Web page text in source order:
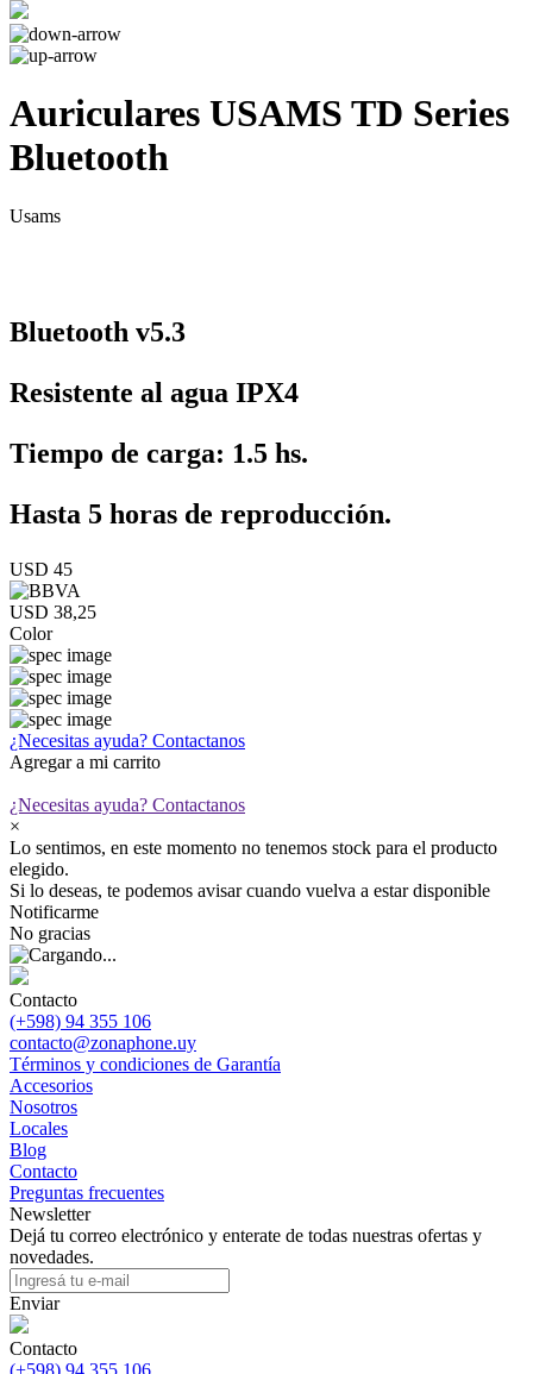
Auriculares USAMS TD Series
Bluetooth
Usams
Bluetooth v5.3
Resistente al agua IPX4
Tiempo de carga: 1.5 hs.
Hasta 5 horas de reproducción.
USD 45
USD 38,25
Color
¿Necesitas ayuda? Contactanos
Agregar a mi carrito
¿Necesitas ayuda? Contactanos
×
Lo sentimos, en este momento no tenemos stock para el producto
elegido.
Si lo deseas, te podemos avisar cuando vuelva a estar disponible
Notificarme
No gracias
Contacto
(+598) 94 355 106
contacto@zonaphone.uy
Términos y condiciones de Garantía
Accesorios
Nosotros
Locales
Blog
Contacto
Preguntas frecuentes
Newsletter
Dejá tu correo electrónico y enterate de todas nuestras ofertas y
novedades.
Enviar
Contacto
(+598) 94 355 106